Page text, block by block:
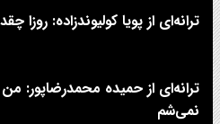
ترانه‌ای از پویا کولیوندزاده: روزا
ترانه‌ای از حمیده محمدرضاپور:
نمی‌شم